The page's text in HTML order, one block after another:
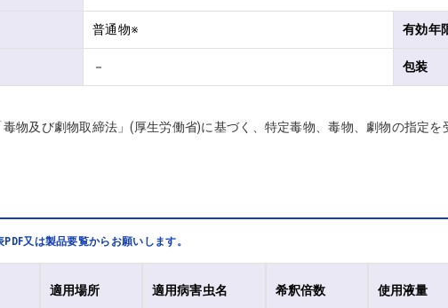
普通物※ 有効年
－ 包装
物及び劇物取締法」(厚生労働省)に基づく、特定毒物、毒物、劇物の指定を
又は製品要覧からお願いします。
適用場所 適用病害虫名 希釈倍数 使用液量